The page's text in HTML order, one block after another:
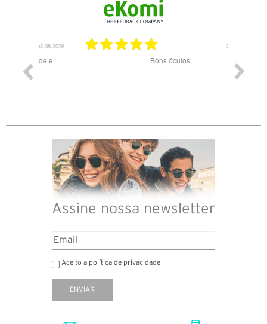
Bons óculos.
Assine nossa newsletter
Aceito a política de privacidade
ENVIAR